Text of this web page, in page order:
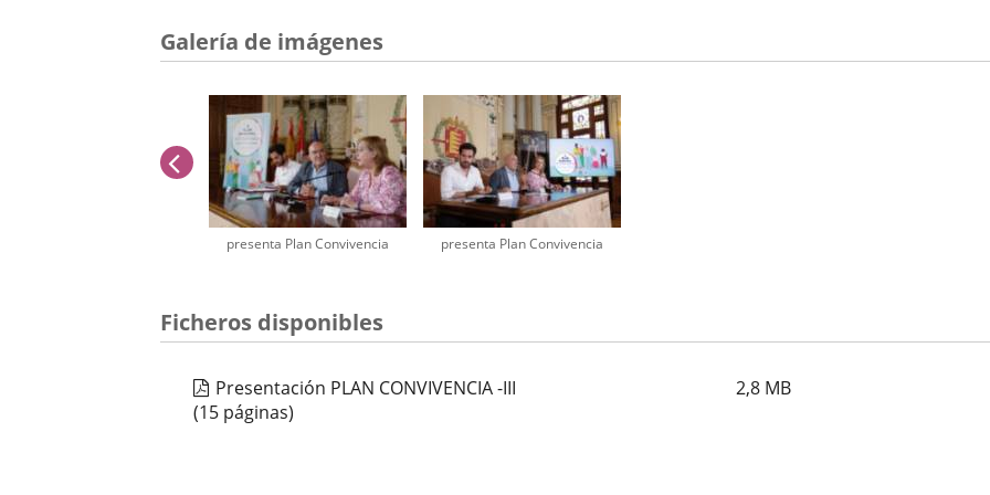
Galería de imágenes
presenta Plan Convivencia presenta Plan Convivencia
de
anterior
Ficheros disponibles
Presentación PLAN CONVIVENCIA -III 2,8 MB
(15 páginas)